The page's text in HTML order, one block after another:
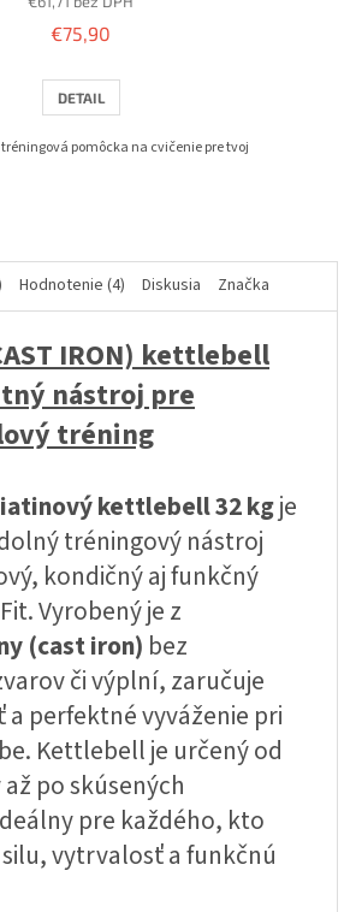
€75,90
DETAIL
pomôcka na cvičenie pre tvoj
Hodnotenie (4) Diskusia Značka
IRON) kettlebell
nástroj pre
tréning
kettlebell 32 kgje
tréningový nástroj
kondičný aj funkčný
Vyrobený je z
(cast iron) bez
či výplní, zaručuje
perfektné vyváženie pri
Kettlebell je určený od
po skúsených
pre každého, kto
vytrvalosť a funkčnú